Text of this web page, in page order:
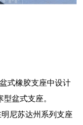
式橡胶支座中设计
盆式支座。
尼苏达州系列支座